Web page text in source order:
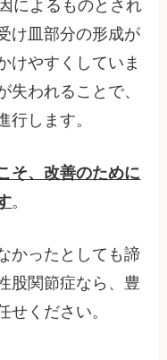
によるものとされ
け皿部分の形成が
けやすくしていま
失われることで、
行します。
そ、改善のために
。
かったとしても諦
股関節症なら、豊
せください。